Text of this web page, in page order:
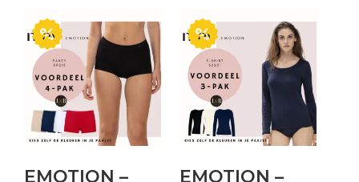
EMOTION –
EMOTION –